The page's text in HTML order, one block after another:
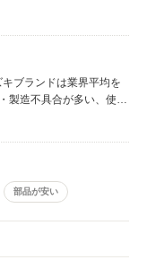
●後部座席の
裕があって、 窮屈感が
あるかなーって。 ●
便利な機能が付いて
よりも充実してるんじ
、ルームミラーに防眩
通に乗るなら、気にな
あります。 フロント
言われれば、こんなも
ど、 必要な人もいる
ですが、 Ａピラーが
ほしいけど、 そした
けど。 道路の形状に
、 ある人が言ってたけ
ブランドは業界平均を
製造不具合が多い、使い
は除く） このモデルは、
が少ないってことで、
思う項目が 軽自動車の
部品が安い